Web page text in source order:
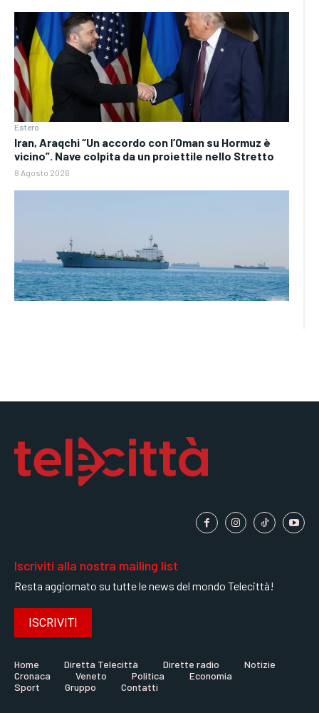
Estero
Iran, Araqchi “Un accordo con l’Oman su Hormuz è
vicino”. Nave colpita da un proiettile nello Stretto
8 Agosto 2026
Iscriviti alla nostra mailing list
Resta aggiornato su tutte le news del mondo Telecittà!
ISCRIVITI
Home Diretta Telecittà Dirette radio
Notizie
Cronaca
Veneto Politica
Economia
Sport
Gruppo Contatti